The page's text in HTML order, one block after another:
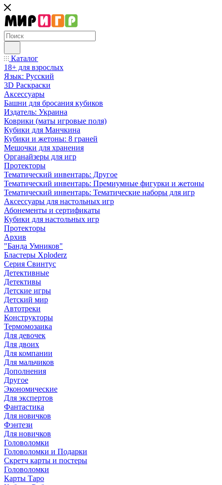
Каталог
18+ для взрослых
Язык: Русский
3D Раскраски
Аксессуары
Башни для бросания кубиков
Издатель: Украина
Коврики (маты игровые поля)
Кубики для Манчкина
Кубики и жетоны: 8 граней
Мешочки для хранения
Органайзеры для игр
Протекторы
Тематический инвентарь: Другое
Тематический инвентарь: Премиумные фигурки и жетоны
Тематический инвентарь: Тематические наборы для игр
Аксессуары для настольных игр
Абонементы и сертификаты
Кубики для настольных игр
Протекторы
Архив
"Банда Умников"
Бластеры Xploderz
Cерия Свинтус
Детективные
Детективы
Детские игры
Детский мир
Автотреки
Конструкторы
Термомозаика
Для девочек
Для двоих
Для компании
Для мальчиков
Дополнения
Другое
Экономические
Для экспертов
Фантастика
Для новичков
Фэнтези
Для новичков
Головоломки
Головоломки и Подарки
Cкретч карты и постеры
Головоломки
Карты Таро